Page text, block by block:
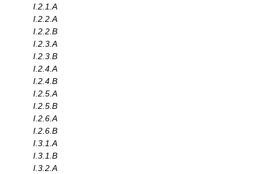
I.2.1.A
I.2.2.A
I.2.2.B
I.2.3.A
I.2.3.B
I.2.4.A
I.2.4.B
I.2.5.A
I.2.5.B
I.2.6.A
I.2.6.B
I.3.1.A
I.3.1.B
I.3.2.A